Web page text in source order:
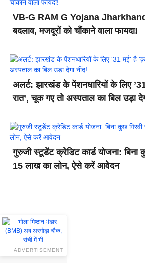
VB-G RAM G Yojana
बदलाव, मजदूरों को चौंकाने वाला फायदा!
अलर्ट: झारखंड के पेंशनधारियों के लिए
रात’, चूक गए तो अस्पताल का बिल उड़ा
गुरुजी स्टूडेंट क्रेडिट कार्ड योजना: बिना
15 लाख का लोन, ऐसे करें आवेदन
ADVERTISEMENT